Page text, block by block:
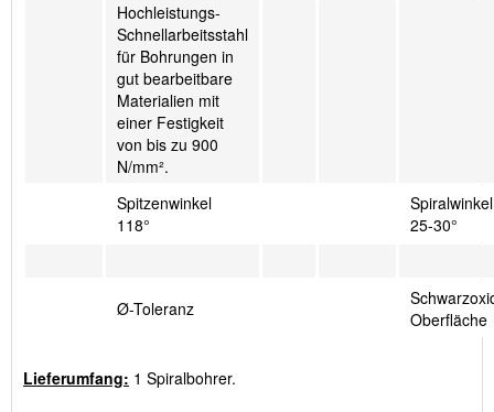
Hochleistungs-
Schnellarbeitsstahl
für Bohrungen in
gut bearbeitbare
Materialien mit
einer Festigkeit
von bis zu 900
N/mm².
Spitzenwinkel
118°
Spiralwinkel
25-30°
Ø-Toleranz
Oberfläche
Lieferumfang: 1 Spiralbohrer.